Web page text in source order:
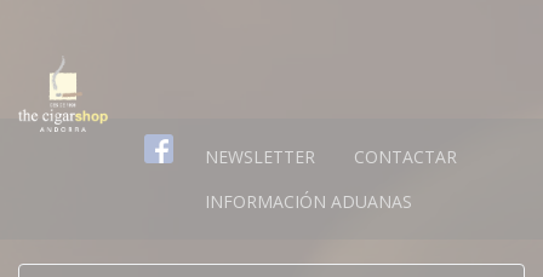
NEWSLETTER
CONTACTAR
INFORMACIÓN ADUANAS